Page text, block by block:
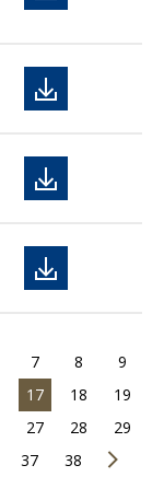
7 8
9
17 18
19
27 28
29
37 38